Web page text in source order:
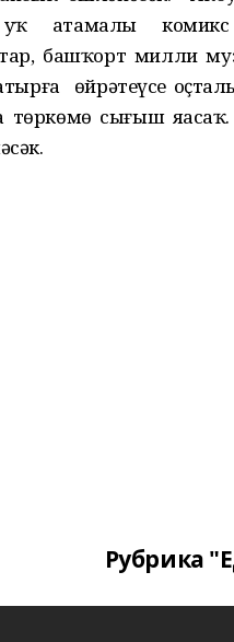
атамалы комикс
башҡорт милли
өйрәтеүсе
сығыш яһасаҡ.
Рубрика